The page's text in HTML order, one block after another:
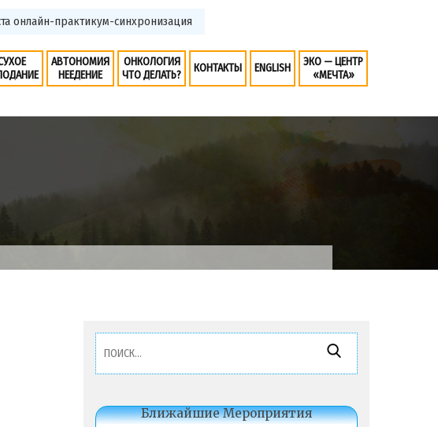
онлайн-практикум-синхронизация
АВТОНОМИЯ
НЕЕДЕНИЕ
ОНКОЛОГИЯ
ЧТО ДЕЛАТЬ?
КОНТАКТЫ ENGLISH
ЭКО — ЦЕНТР
«МЕЧТА»
Найти:
Ближайшие Мероприятия